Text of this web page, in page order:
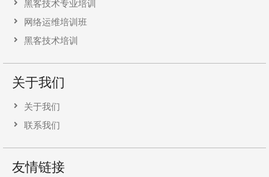
黑客技术专业培训
网络运维培训班
黑客技术培训
关于我们
关于我们
联系我们
友情链接